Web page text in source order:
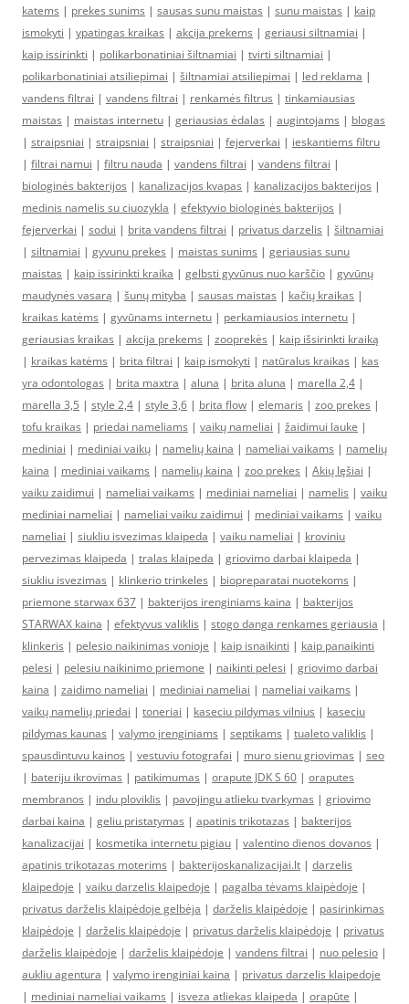
katems | prekes sunims | sausas sunu maistas | sunu maistas | kaip
ismokyti | ypatingas kraikas | akcija prekems | geriausi siltnamiai |
kaip issirinkti | polikarbonatiniai šiltnamiai | tvirti siltnamiai |
polikarbonatiniai atsiliepimai | šiltnamiai atsiliepimai | led reklama |
vandens filtrai | vandens filtrai | renkamės filtrus | tinkamiausias
maistas | maistas internetu | geriausias ėdalas | augintojams | blogas
| straipsniai | straipsniai | straipsniai | fejerverkai | ieskantiems filtru
| filtrai namui | filtru nauda | vandens filtrai | vandens filtrai |
biologinės bakterijos | kanalizacijos kvapas | kanalizacijos bakterijos |
medinis namelis su ciuozykla | efektyvio biologinės bakterijos |
fejerverkai | sodui | brita vandens filtrai | privatus darzelis | šiltnamiai
| siltnamiai | gyvunu prekes | maistas sunims | geriausias sunu
maistas | kaip issirinkti kraika | gelbsti gyvūnus nuo karščio | gyvūnų
maudynės vasarą | šunų mityba | sausas maistas | kačių kraikas |
kraikas katėms | gyvūnams internetu | perkamiausios internetu |
geriausias kraikas | akcija prekems | zooprekės | kaip išsirinkti kraiką
| kraikas katėms | brita filtrai | kaip ismokyti | natūralus kraikas | kas
yra odontologas | brita maxtra | aluna | brita aluna | marella 2,4 |
marella 3,5 | style 2,4 | style 3,6 | brita flow | elemaris | zoo prekes |
tofu kraikas | priedai nameliams | vaikų nameliai | žaidimui lauke |
mediniai | mediniai vaikų | namelių kaina | nameliai vaikams | namelių
kaina | mediniai vaikams | namelių kaina | zoo prekes | Akių lęšiai |
vaiku zaidimui | nameliai vaikams | mediniai nameliai | namelis | vaiku
mediniai nameliai | nameliai vaiku zaidimui | mediniai vaikams | vaiku
nameliai | siukliu isvezimas klaipeda | vaiku nameliai | kroviniu
pervezimas klaipeda | tralas klaipeda | griovimo darbai klaipeda |
siukliu isvezimas | klinkerio trinkeles | biopreparatai nuotekoms |
priemone starwax 637 | bakterijos irenginiams kaina | bakterijos
STARWAX kaina | efektyvus valiklis | stogo danga renkames geriausia |
klinkeris | pelesio naikinimas vonioje | kaip isnaikinti | kaip panaikinti
pelesi | pelesiu naikinimo priemone | naikinti pelesi | griovimo darbai
kaina | zaidimo nameliai | mediniai nameliai | nameliai vaikams |
vaikų namelių priedai | toneriai | kaseciu pildymas vilnius | kaseciu
pildymas kaunas | valymo įrenginiams | septikams | tualeto valiklis |
spausdintuvu kainos | vestuviu fotografai | muro sienu griovimas | seo
| bateriju ikrovimas | patikimumas | orapute JDK S 60 | oraputes
membranos | indu ploviklis | pavojingu atlieku tvarkymas | griovimo
darbai kaina | geliu pristatymas | apatinis trikotazas | bakterijos
kanalizacijai | kosmetika internetu pigiau | valentino dienos dovanos |
apatinis trikotazas moterims | bakterijoskanalizacijai.lt | darzelis
klaipedoje | vaiku darzelis klaipedoje | pagalba tėvams klaipėdoje |
privatus darželis klaipėdoje gelbėja | darželis klaipėdoje | pasirinkimas
klaipėdoje | darželis klaipėdoje | privatus darželis klaipėdoje | privatus
darželis klaipėdoje | darželis klaipėdoje | vandens filtrai | nuo pelesio |
aukliu agentura | valymo irenginiai kaina | privatus darzelis klaipedoje
| mediniai nameliai vaikams | isveza atliekas klaipeda | orapūte |